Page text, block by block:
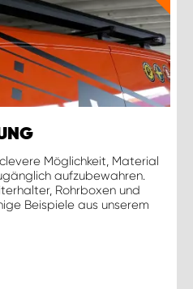
Möglichkeit, Material
aufzubewahren.
Rohrboxen und
Beispiele aus unserem